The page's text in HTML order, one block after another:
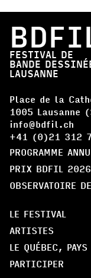
FESTIVAL DE
BANDE
LAUSANNE
Place de la
1005 Lausanne
info@bdfil.ch
+41 (0)21 312
PROGRAMME
PRIX BDFIL 2026
OBSERVATOIRE
LE FESTIVAL
ARTISTES
LE QUÉBEC,
PARTICIPER